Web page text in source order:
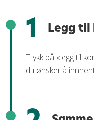
1 Legg til
Trykk på «legg til
du ønsker å